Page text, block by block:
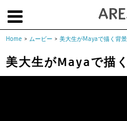
About us | フォーラム
Home > ムービー > 美大生がMayaで描く背
美大生がMayaで描